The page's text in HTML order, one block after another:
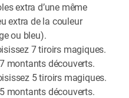
extra d’une même
extra de la couleur
ou bleu).
7 tiroirs magiques.
montants découverts.
5 tiroirs magiques.
montants découverts.